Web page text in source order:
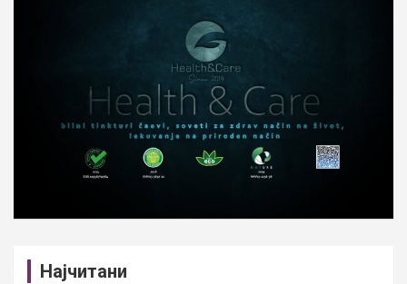
Најчитани